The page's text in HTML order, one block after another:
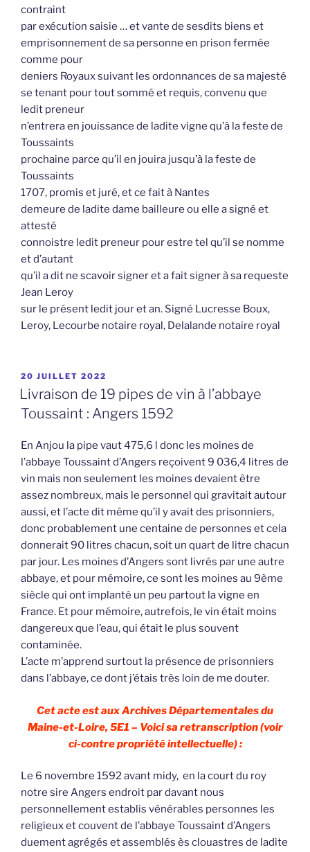
contraint
par exécution saisie … et vante de sesdits biens et
emprisonnement de sa personne en prison fermée
comme pour
deniers Royaux suivant les ordonnances de sa majesté
se tenant pour tout sommé et requis, convenu que
ledit preneur
n’entrera en jouissance de ladite vigne qu’à la feste de
Toussaints
prochaine parce qu’il en jouira jusqu’à la feste de
Toussaints
1707, promis et juré, et ce fait à Nantes
demeure de ladite dame bailleure ou elle a signé et
attesté
connoistre ledit preneur pour estre tel qu’il se nomme
et d’autant
qu’il a dit ne scavoir signer et a fait signer à sa requeste
Jean Leroy
sur le présent ledit jour et an. Signé Lucresse Boux,
Leroy, Lecourbe notaire royal, Delalande notaire royal
PUBLIÉ
LE
20 JUILLET 2022
Livraison de 19 pipes de vin à l’abbaye
Toussaint : Angers 1592
En Anjou la pipe vaut 475,6 l donc les moines de
l’abbaye Toussaint d’Angers reçoivent 9 036,4 litres de
vin mais non seulement les moines devaient être
assez nombreux, mais le personnel qui gravitait autour
aussi, et l’acte dit même qu’il y avait des prisonniers,
donc probablement une centaine de personnes et cela
donnerait 90 litres chacun, soit un quart de litre chacun
par jour. Les moines d’Angers sont livrés par une autre
abbaye, et pour mémoire, ce sont les moines au 9ème
siècle qui ont implanté un peu partout la vigne en
France. Et pour mémoire, autrefois, le vin était moins
dangereux que l’eau, qui était le plus souvent
contaminée.
L’acte m’apprend surtout la présence de prisonniers
dans l’abbaye, ce dont j’étais très loin de me douter.
Cet acte est aux Archives Départementales du
Maine-et-Loire, 5E1 – Voici sa retranscription (voir
ci-contre propriété intellectuelle) :
Le 6 novembre 1592 avant midy, en la court du roy
notre sire Angers endroit par davant nous
personnellement establis vénérables personnes les
religieux et couvent de l’abbaye Toussaint d’Angers
duement agrégés et assemblés ès clouastres de ladite